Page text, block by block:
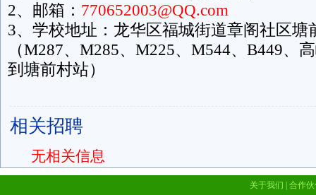
2、邮箱： 770652003@QQ.com
3、学校地址：龙华区福城街道章阁社区塘
（M287、M285、M225、M544、B449、
到塘前村站）
相关招聘
无相关信息
关于我们
合作